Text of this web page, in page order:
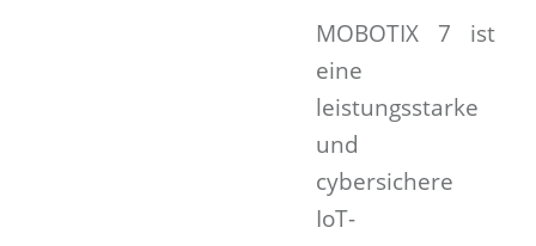
MOBOTIX 7 ist
eine
leistungsstarke
und
cybersichere
IoT-